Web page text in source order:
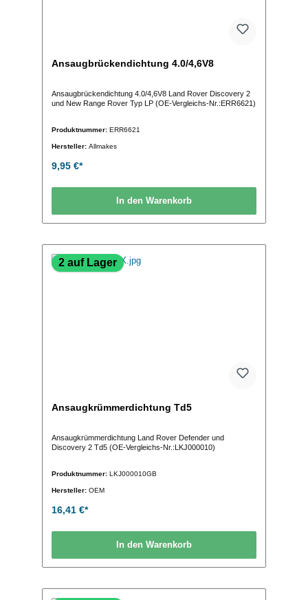
Ansaugbrückendichtung 4.0/4,6V8
Ansaugbrückendichtung 4.0/4,6V8 Land Rover Discovery 2
und New Range Rover Typ LP (OE-Vergleichs-Nr.:ERR6621)
Produktnummer: ERR6621
Hersteller: Allmakes
9,95 €*
In den Warenkorb
2 auf Lager
Ansaugkrümmerdichtung Td5
Ansaugkrümmerdichtung Land Rover Defender und
Discovery 2 Td5 (OE-Vergleichs-Nr.:LKJ000010)
Produktnummer: LKJ000010GB
Hersteller: OEM
16,41 €*
In den Warenkorb